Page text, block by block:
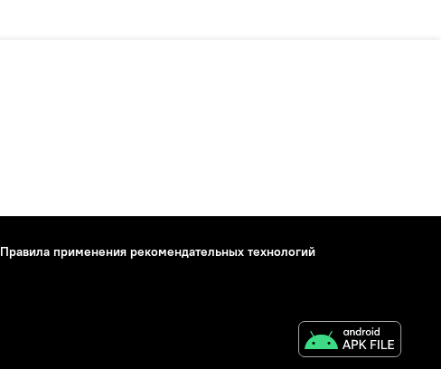
Правила применения рекомендательных технологий